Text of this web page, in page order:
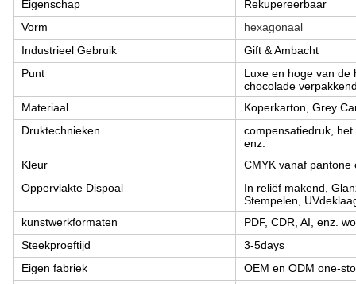
Eigenschap
Rekupereerbaar
Vorm
hexagonaal
Industrieel Gebruik
Gift & Ambacht
Punt
Luxe en hoge van de
chocolade
Materiaal
Koperkarton, Grey
Druktechnieken
compensatiedruk,
enz.
Kleur
CMYK vanaf
Oppervlakte Dispoal
In reliëf makend,
Stempelen,
kunstwerkformaten
PDF, CDR, AI, enz.
Steekproeftijd
3-5days
Eigen fabriek
OEM en ODM one-